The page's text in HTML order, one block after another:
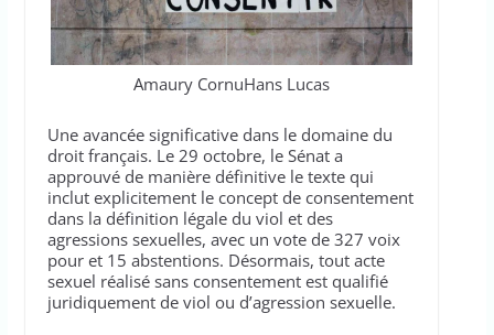
Amaury CornuHans Lucas
Une avancée significative dans le domaine du
droit français. Le 29 octobre, le Sénat a
approuvé de manière définitive le texte qui
inclut explicitement le concept de consentement
dans la définition légale du viol et des
agressions sexuelles, avec un vote de 327 voix
pour et 15 abstentions. Désormais, tout acte
sexuel réalisé sans consentement est qualifié
juridiquement de viol ou d’agression sexuelle.